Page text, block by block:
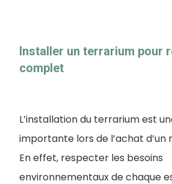
Installer un terrarium pour
complet
L’installation du terrarium est
importante lors de l’achat d’un
En effet, respecter les besoins
environnementaux de chaque